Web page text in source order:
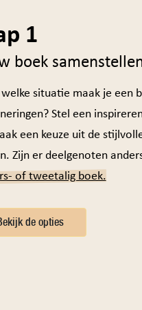
1
boek
situatie maak je een
Stel een
een keuze uit de
Zijn er deelgenoten
of tweetalig boek.
de opties